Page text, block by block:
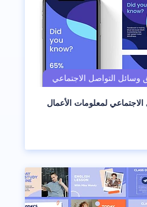
لمعلومات الأعمال